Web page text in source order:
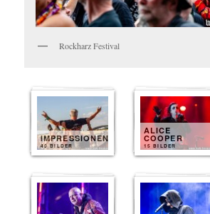
Rockharz Festival
IMPRESSIONEN
40 BILDER
ALICE
COOPER
15 BILDER